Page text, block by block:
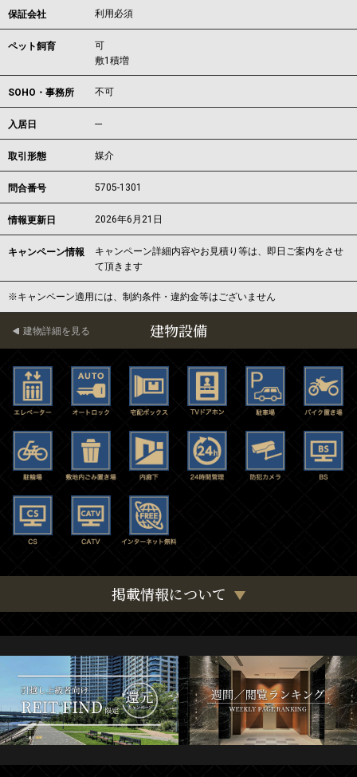
保証会社 利用必須
ペット飼育
可
敷1積増
SOHO・事務所 不可
入居日 ---
取引形態 媒介
問合番号 5705-1301
情報更新日 2026年6月21日
キャンペーン情報
キャンペーン詳細内容やお見積り等は、即日ご案内をさせ
て頂きます
※キャンペーン適用には、制約条件・違約金等はございません
建物設備
建物詳細を見る
掲載情報について